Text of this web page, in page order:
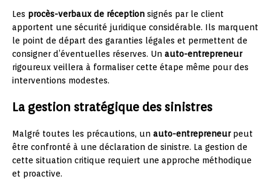
Les procès-verbaux de réception signés par le client
apportent une sécurité juridique considérable. Ils marquent
le point de départ des garanties légales et permettent de
consigner d’éventuelles réserves. Un auto-entrepreneur
rigoureux veillera à formaliser cette étape même pour des
interventions modestes.
La gestion stratégique des sinistres
Malgré toutes les précautions, un auto-entrepreneurpeut
être confronté à une déclaration de sinistre. La gestion de
cette situation critique requiert une approche méthodique
et proactive.